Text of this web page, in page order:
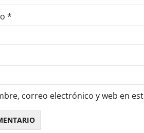
*
correo electrónico y web en